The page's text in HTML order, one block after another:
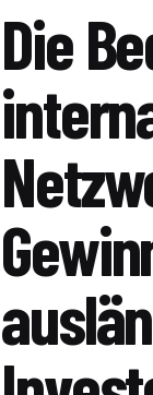
Die